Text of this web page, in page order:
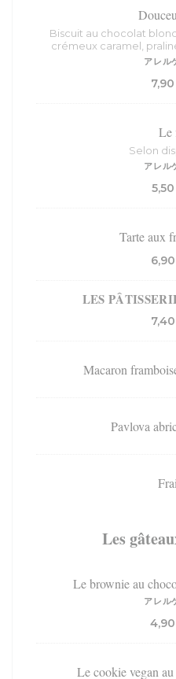
Biscuit au chocolat
crémeux caramel,
アレル
Le
Selon
アレル
Tarte aux
LES
Macaron
Pavlova
Les
Le brownie au
アレル
4,90
Le cookie vegan